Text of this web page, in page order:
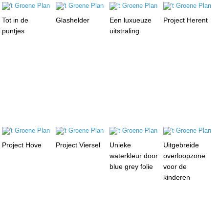
Tot in de
puntjes
Glashelder
Een luxueuze
uitstraling
Project Herent
Project Hove Project Viersel
Unieke
waterkleur door
blue grey folie
Uitgebreide
overloopzone
voor de
kinderen